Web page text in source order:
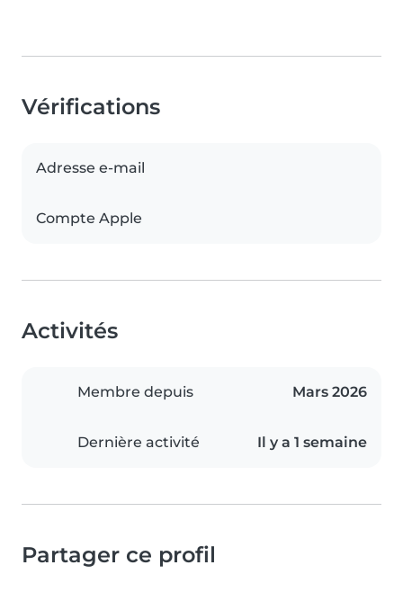
Vérifications
Adresse e-mail
Compte Apple
Activités
Membre depuis Mars 2026
Dernière activité Il y a 1 semaine
Partager ce profil